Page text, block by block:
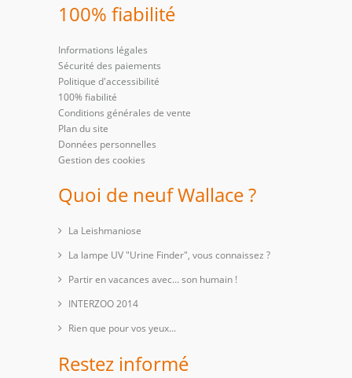
100% fiabilité
Informations légales
Sécurité des paiements
Politique d'accessibilité
100% fiabilité
Conditions générales de vente
Plan du site
Données personnelles
Gestion des cookies
Quoi de neuf Wallace ?
La Leishmaniose
La lampe UV "Urine Finder", vous connaissez ?
Partir en vacances avec… son humain !
INTERZOO 2014
Rien que pour vos yeux...
Restez informé